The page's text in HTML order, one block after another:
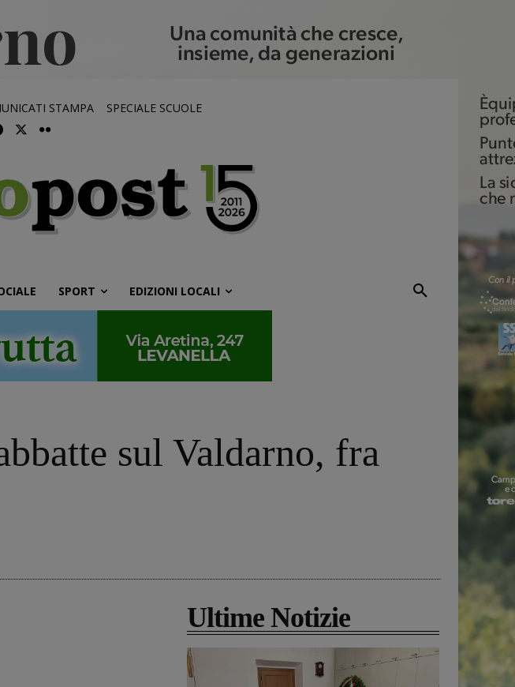
STAMPA SPECIALE SCUOLE
SPORT EDIZIONI LOCALI
sul Valdarno, fra
Ultime Notizie